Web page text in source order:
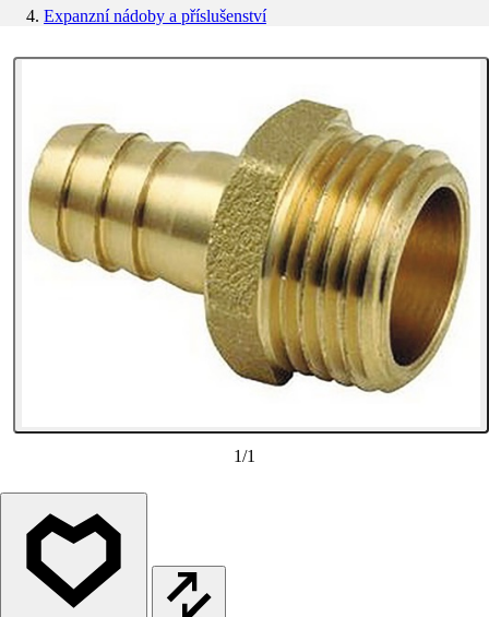
Expanzní nádoby a příslušenství
1/1